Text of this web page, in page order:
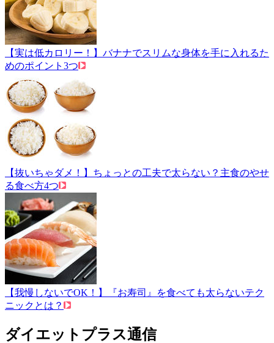
【実は低カロリー！】バナナでスリムな身体を手に入れるた
めのポイント3つ
【抜いちゃダメ！】ちょっとの工夫で太らない？主食のやせ
る食べ方4つ
【我慢しないでOK！】『お寿司』を食べても太らないテク
ニックとは？
ダイエットプラス通信